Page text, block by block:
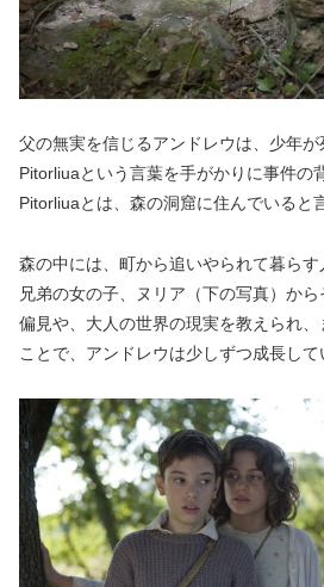
父の無実を信じるアンドレウは、少年
Pitorliuaという言葉を手がかりに事件の
Pitorliuaとは、森の洞窟に住んでいると
森の中には、町から追いやられて暮ら
兄弟の女の子、ヌリア（下の写真）か
偏見や、大人の世界の現実を教えられ
ことで、アンドレウは少しずつ成長して